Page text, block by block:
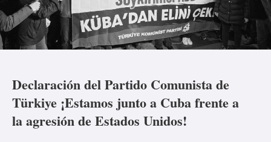
Declaración del Partido Comunista de
Türkiye ¡Estamos junto a Cuba frente a
la agresión de Estados Unidos!